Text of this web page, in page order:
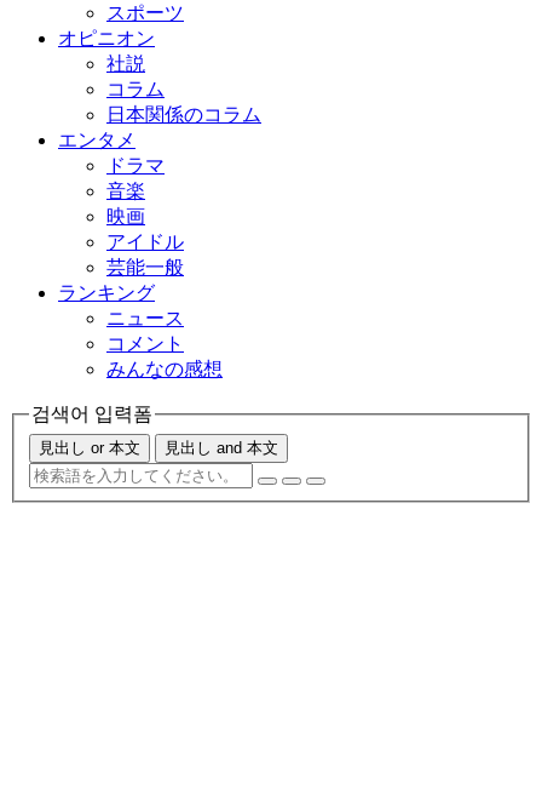
スポーツ
オピニオン
社説
コラム
日本関係のコラム
エンタメ
ドラマ
音楽
映画
アイドル
芸能一般
ランキング
ニュース
コメント
みんなの感想
검색어 입력폼
見出し or 本文 見出し and 本文